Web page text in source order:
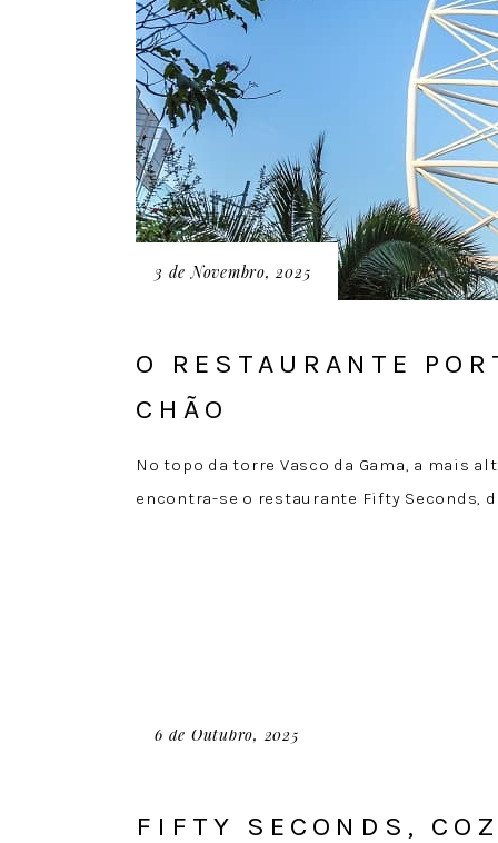
3 de Novembro, 2025
O RESTAURANTE
CHÃO
No topo da torre Vasco da Gama, a mais
encontra-se o restaurante Fifty Seconds,
6 de Outubro, 2025
FIFTY SECONDS,